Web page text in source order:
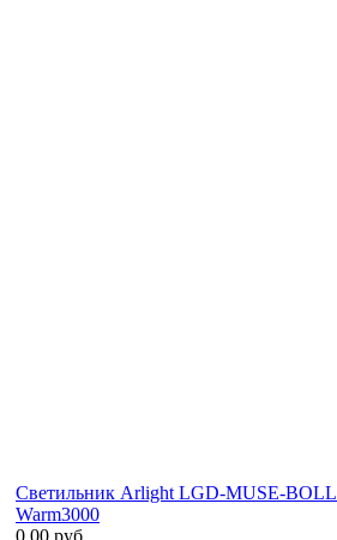
Светильник Arlight LGD-MUSE-
Warm3000
0.00 руб.